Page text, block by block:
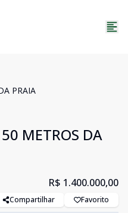
PRAIA
METROS DA
R$ 1.400.000,00
Compartilhar Favorito